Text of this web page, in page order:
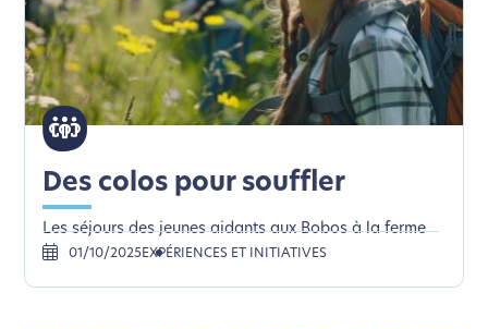
Des colos pour souffler
Les séjours des jeunes aidants aux Bobos à la ferme
01/10/2025 EXPÉRIENCES ET INITIATIVES